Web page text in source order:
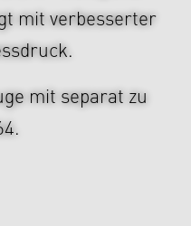
mit verbesserter
mit separat zu